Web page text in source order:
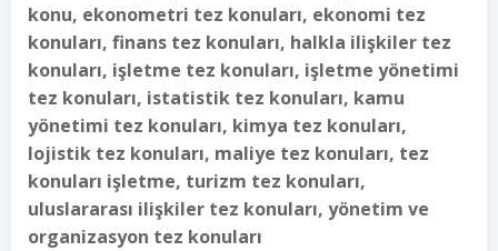
konu, ekonometri tez konuları, ekonomi tez
konuları, finans tez konuları, halkla ilişkiler tez
konuları, işletme tez konuları, işletme yönetimi
tez konuları, istatistik tez konuları, kamu
yönetimi tez konuları, kimya tez konuları,
lojistik tez konuları, maliye tez konuları, tez
konuları işletme, turizm tez konuları,
uluslararası ilişkiler tez konuları, yönetim ve
organizasyon tez konuları